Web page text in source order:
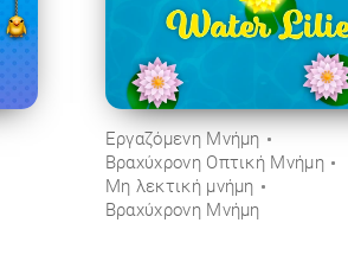
Εργαζόμενη Μνήμη
Βραχύχρονη Οπτική Μνήμη
Μη λεκτική μνήμη
Βραχύχρονη Μνήμη